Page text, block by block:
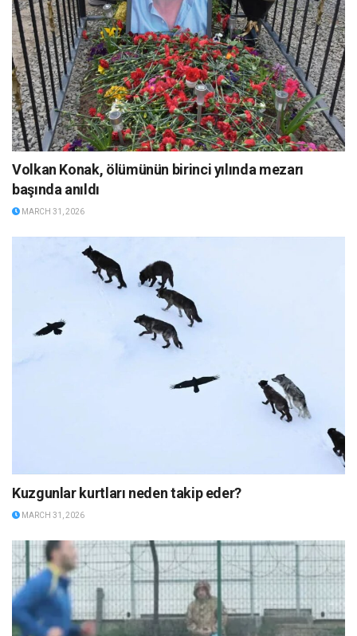
Volkan Konak, ölümünün birinci yılında mezarı
başında anıldı
MARCH 31, 2026
Kuzgunlar kurtları neden takip eder?
MARCH 31, 2026